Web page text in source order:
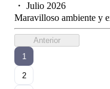
・ Julio 2026
Maravilloso ambiente y
Anterior
1
2